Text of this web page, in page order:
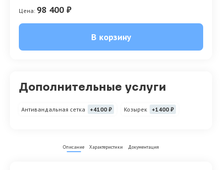
Цена: 98 400 ₽
В корзину
Дополнительные услуги
Антивандальная сетка +4100 ₽ Козырек +1400 ₽
Описание Характеристики Документация